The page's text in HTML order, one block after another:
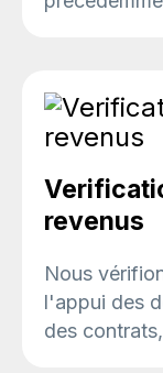
revenus
Nous
l'appui des
des